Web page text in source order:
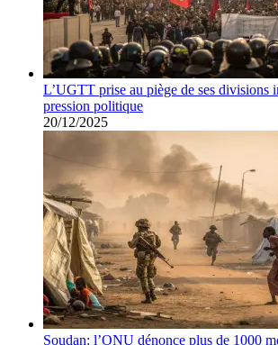
L’UGTT prise au piège de ses divisions
pression politique
20/12/2025
Soudan: l’ONU dénonce plus de 1000